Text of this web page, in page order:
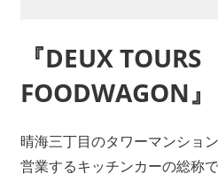
『DEUX TOURS
FOODWAGON
晴海三丁目のタワーマンショ
営業するキッチンカーの総称で